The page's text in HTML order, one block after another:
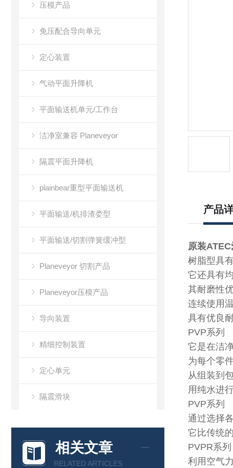
压模产品
免压配合导向单元
定心装置
气动平面升降机
平面输送机单元/工作台
洁净室兼容 Planeveyor
隔震平面升降机
plainbear重型平面输送机
平面输送/机排渣娄型
平面输送/切割弹簧缓冲型
Planeveyor 切割产品
Planeveyor压模产品
导向装置
精细控制装置
定心单元
隔震滑块
查看全部产品 >>
相关文章
RELATED ARTICLES
产品
原装
树脂型具
它还具有
其耐磨性
连续使用
具有优良
PVP系列
它是在洁
为每个零
从组装到
用纯水进
PVP系列
通过选择
它比传统
PVPR系列
利用空气